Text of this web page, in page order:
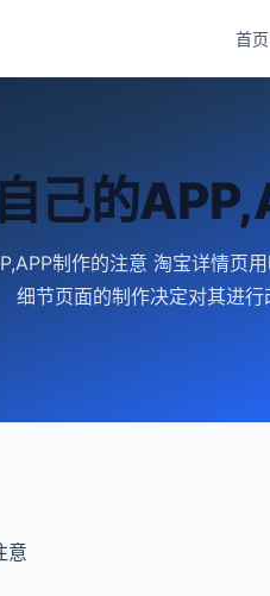
首页
己的
制作的注意 淘宝详情页
细节页面的制作决定对其进行
意